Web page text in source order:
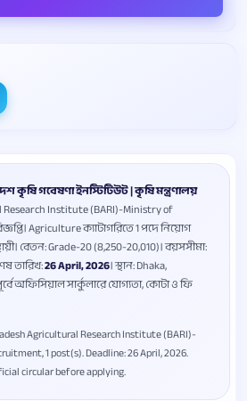
কৃষি গবেষণা ইনস্টিটিউট | কৃষি মন্ত্রণালয়
Institute (BARI)-Ministry of
Agriculture ক্যাটাগরিতে 1 পদে নিয়োগ
বেতন: Grade-20 (8,250-20,010)। বয়সসীমা:
তারিখ:26 April, 2026। স্থান: Dhaka,
অফিসিয়াল সার্কুলারে যোগ্যতা, কোটা ও ফি
Agricultural Research Institute (BARI)-
1 post(s). Deadline: 26 April, 2026.
circular before applying.